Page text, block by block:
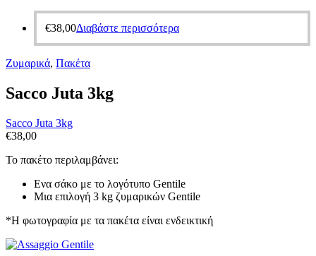
€38,00Διαβάστε περισσότερα
Ζυμαρικά, Πακέτα
Sacco Juta 3kg
Sacco Juta 3kg
€38,00
Το πακέτο περιλαμβάνει:
Eνα σάκο με το λογότυπο Gentile
Mια επιλογή 3 kg ζυμαρικών Gentile
*H φωτογραφία με τα πακέτα είναι ενδεικτική